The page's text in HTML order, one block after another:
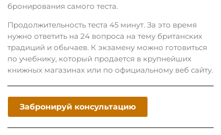
бронирования самого теста.
Продолжительность теста 45 минут. За это время
нужно ответить на 24 вопроса на тему британских
традиций и обычаев. К экзамену можно готовиться
по учебнику, который продается в крупнейших
книжных магазинах или по официальному веб сайту.
Забронируй консультацию